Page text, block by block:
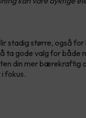
stadig større, også
ta gode valg for både
din mer bærekraftig
fokus.